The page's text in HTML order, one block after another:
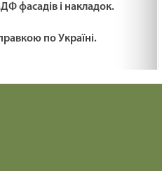
Мт 4:12-17. Неділя після
фасадів і накладок.
по Україні.